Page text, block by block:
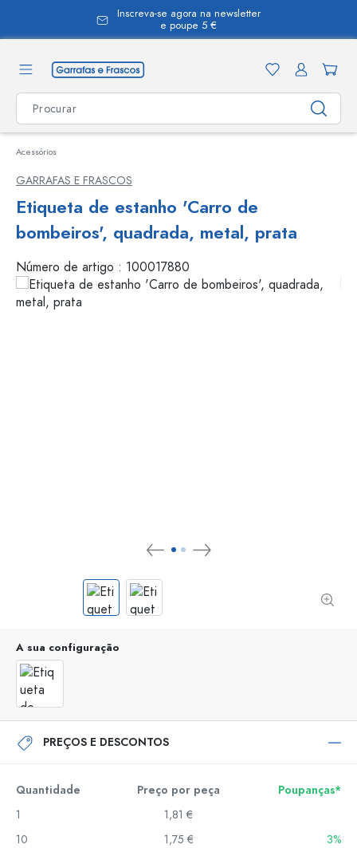
Inscreva-se agora na newsletter
e poupe 5 €
Acessórios
GARRAFAS E FRASCOS
Etiqueta de estanho 'Carro de
bombeiros', quadrada, metal, prata
Número de artigo : 100017880
A sua configuração
PREÇOS E DESCONTOS
Quantidade Preço por peça
Poupanças*
1
1,81 €
10
1,75 €
3%